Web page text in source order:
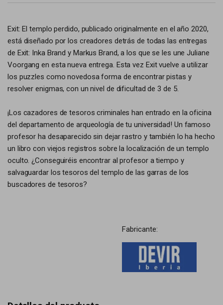
Exit: El templo perdido, publicado originalmente en el año 2020,
está diseñado por los creadores detrás de todas las entregas
de Exit: Inka Brand y Markus Brand, a los que se les une Juliane
Voorgang en esta nueva entrega. Esta vez Exit vuelve a utilizar
los puzzles como novedosa forma de encontrar pistas y
resolver enigmas, con un nivel de dificultad de 3 de 5.
¡Los cazadores de tesoros criminales han entrado en la oficina
del departamento de arqueología de tu universidad! Un famoso
profesor ha desaparecido sin dejar rastro y también lo ha hecho
un libro con viejos registros sobre la localización de un templo
oculto. ¿Conseguiréis encontrar al profesor a tiempo y
salvaguardar los tesoros del templo de las garras de los
buscadores de tesoros?
Fabricante: